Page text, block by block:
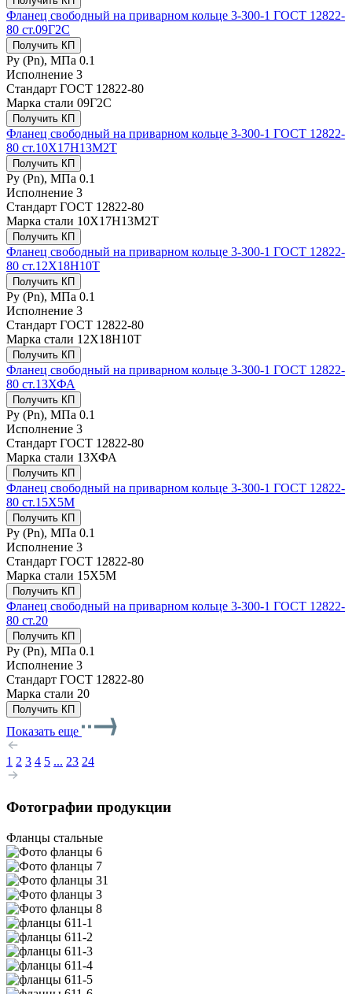
Фланец свободный на приварном кольце 3-300-1 ГОСТ 12822-
80 ст.09Г2С
Получить КП
Ру (Рn), МПа 0.1
Исполнение 3
Стандарт ГОСТ 12822-80
Марка стали 09Г2С
Получить КП
Фланец свободный на приварном кольце 3-300-1 ГОСТ 12822-
80 ст.10Х17Н13М2Т
Получить КП
Ру (Рn), МПа 0.1
Исполнение 3
Стандарт ГОСТ 12822-80
Марка стали 10Х17Н13М2Т
Получить КП
Фланец свободный на приварном кольце 3-300-1 ГОСТ 12822-
80 ст.12Х18Н10Т
Получить КП
Ру (Рn), МПа 0.1
Исполнение 3
Стандарт ГОСТ 12822-80
Марка стали 12Х18Н10Т
Получить КП
Фланец свободный на приварном кольце 3-300-1 ГОСТ 12822-
80 ст.13ХФА
Получить КП
Ру (Рn), МПа 0.1
Исполнение 3
Стандарт ГОСТ 12822-80
Марка стали 13ХФА
Получить КП
Фланец свободный на приварном кольце 3-300-1 ГОСТ 12822-
80 ст.15Х5М
Получить КП
Ру (Рn), МПа 0.1
Исполнение 3
Стандарт ГОСТ 12822-80
Марка стали 15Х5М
Получить КП
Фланец свободный на приварном кольце 3-300-1 ГОСТ 12822-
80 ст.20
Получить КП
Ру (Рn), МПа 0.1
Исполнение 3
Стандарт ГОСТ 12822-80
Марка стали 20
Получить КП
Показать еще
1 2 3 4 5 ... 23 24
Фотографии продукции
Фланцы стальные